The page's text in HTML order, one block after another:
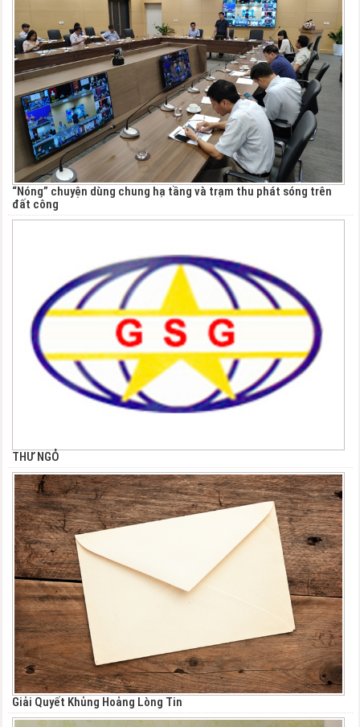
“Nóng” chuyện dùng chung hạ tầng và trạm thu phát sóng trên
đất công
THƯ NGỎ
Giải Quyết Khủng Hoảng Lòng Tin